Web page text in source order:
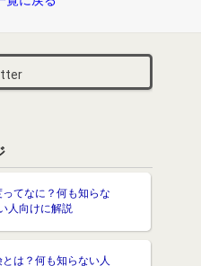
てなに？何も知らな
人向けに解説
とは？何も知らない人